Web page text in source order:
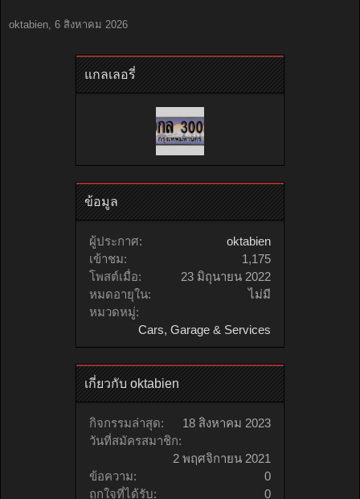
oktabien, 6 สิงหาคม 2026
แกลเลอรี่
ข้อมูล
ผู้ประกาศ:
oktabien
เข้าชม:
1,175
โพสต์เมื่อ:
23 มิถุนายน 2022
หมดอายุใน:
ไม่มี
หมวดหมู่:
Cars, Garage & Services
เกี่ยวกับ oktabien
กิจกรรมล่าสุด:
18 สิงหาคม 2023
วันที่สมัครสมาชิก:
2 พฤศจิกายน 2021
ข้อความ:
0
ถูกใจที่ได้รับ:
0